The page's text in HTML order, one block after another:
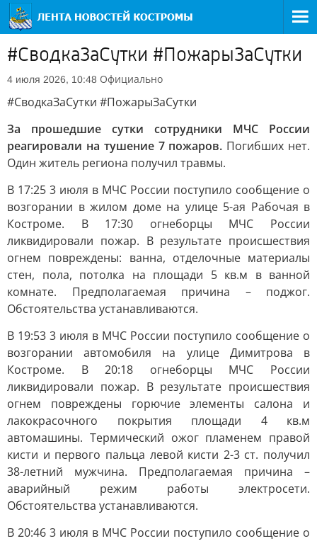
#СводкаЗаСутки #ПожарыЗаСутки
4 июля 2026, 10:48 Официально
#СводкаЗаСутки #ПожарыЗаСутки
За прошедшие сутки сотрудники МЧС России
реагировали на тушение 7 пожаров. Погибших нет.
Один житель региона получил травмы.
В 17:25 3 июля в МЧС России поступило сообщение о
возгорании в жилом доме на улице 5-ая Рабочая в
Костроме. В 17:30 огнеборцы МЧС России
ликвидировали пожар. В результате происшествия
огнем повреждены: ванна, отделочные материалы
стен, пола, потолка на площади 5 кв.м в ванной
комнате. Предполагаемая причина – поджог.
Обстоятельства устанавливаются.
В 19:53 3 июля в МЧС России поступило сообщение о
возгорании автомобиля на улице Димитрова в
Костроме. В 20:18 огнеборцы МЧС России
ликвидировали пожар. В результате происшествия
огнем повреждены горючие элементы салона и
лакокрасочного покрытия площади 4 кв.м
автомашины. Термический ожог пламенем правой
кисти и первого пальца левой кисти 2-3 ст. получил
38-летний мужчина. Предполагаемая причина –
аварийный режим работы электросети.
Обстоятельства устанавливаются.
В 20:46 3 июля в МЧС России поступило сообщение о